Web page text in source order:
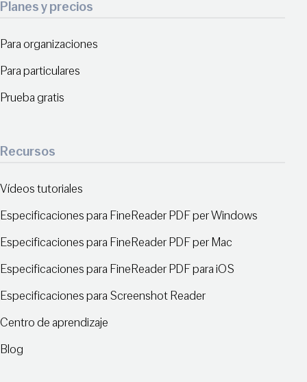
Planes y precios
Para organizaciones
Para particulares
Prueba gratis
Recursos
Vídeos tutoriales
Especificaciones para FineReader PDF per Windows
Especificaciones para FineReader PDF per Mac
Especificaciones para FineReader PDF para iOS
Especificaciones para Screenshot Reader
Centro de aprendizaje
Blog